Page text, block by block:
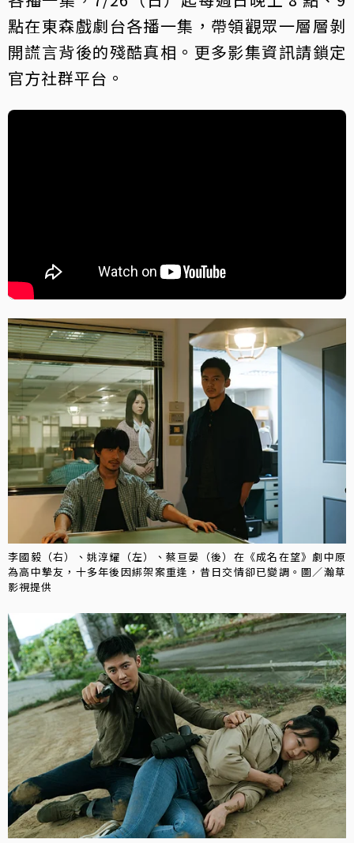
點在東森戲劇台各播一集，帶領觀眾一層層剝
開謊言背後的殘酷真相。更多影集資訊請鎖定
官方社群平台。
李國毅（右）、姚淳耀（左）、蔡亘晏（後）在《成名在望》劇中原
為高中摯友，十多年後因綁架案重逢，昔日交情卻已變調。圖／瀚草
影視提供